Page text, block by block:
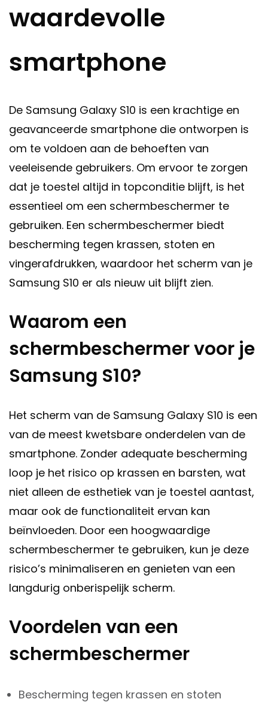
waardevolle
smartphone
De Samsung Galaxy S10 is een krachtige en
geavanceerde smartphone die ontworpen is
om te voldoen aan de behoeften van
veeleisende gebruikers. Om ervoor te zorgen
dat je toestel altijd in topconditie blijft, is het
essentieel om een schermbeschermer te
gebruiken. Een schermbeschermer biedt
bescherming tegen krassen, stoten en
vingerafdrukken, waardoor het scherm van je
Samsung S10 er als nieuw uit blijft zien.
Waarom een
schermbeschermer voor je
Samsung S10?
Het scherm van de Samsung Galaxy S10 is een
van de meest kwetsbare onderdelen van de
smartphone. Zonder adequate bescherming
loop je het risico op krassen en barsten, wat
niet alleen de esthetiek van je toestel aantast,
maar ook de functionaliteit ervan kan
beïnvloeden. Door een hoogwaardige
schermbeschermer te gebruiken, kun je deze
risico’s minimaliseren en genieten van een
langdurig onberispelijk scherm.
Voordelen van een
schermbeschermer
Bescherming tegen krassen en stoten